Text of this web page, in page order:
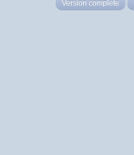
Version complète